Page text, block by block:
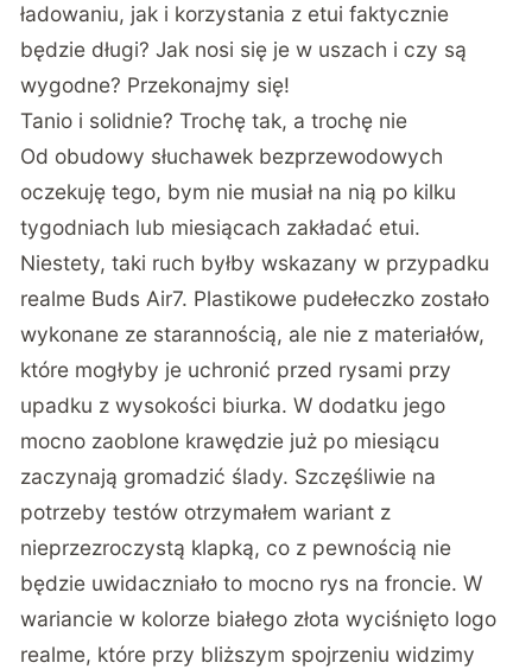
ładowaniu, jak i korzystania z etui faktycznie
będzie długi? Jak nosi się je w uszach i czy są
wygodne? Przekonajmy się!
Tanio i solidnie? Trochę tak, a trochę nie
Od obudowy słuchawek bezprzewodowych
oczekuję tego, bym nie musiał na nią po kilku
tygodniach lub miesiącach zakładać etui.
Niestety, taki ruch byłby wskazany w przypadku
realme Buds Air7. Plastikowe pudełeczko zostało
wykonane ze starannością, ale nie z materiałów,
które mogłyby je uchronić przed rysami przy
upadku z wysokości biurka. W dodatku jego
mocno zaoblone krawędzie już po miesiącu
zaczynają gromadzić ślady. Szczęśliwie na
potrzeby testów otrzymałem wariant z
nieprzezroczystą klapką, co z pewnością nie
będzie uwidaczniało to mocno rys na froncie. W
wariancie w kolorze białego złota wyciśnięto logo
realme, które przy bliższym spojrzeniu widzimy